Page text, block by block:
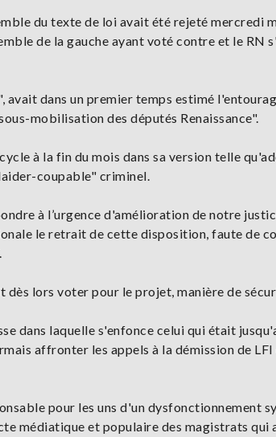
du texte de loi avait été rejeté mercredi
de la gauche ayant voté contre et le RN
dans un premier temps estimé
mobilisation des députés Renaissance".
à la fin du mois dans sa version telle
coupable" criminel.
à l’urgence d'amélioration de notre
le retrait de cette disposition, faute de
dès lors voter pour le projet, manière de
dans laquelle s'enfonce celui qui était
affronter les appels à la démission de
pour les uns d'un dysfonctionnement
médiatique et populaire des magistrats qui